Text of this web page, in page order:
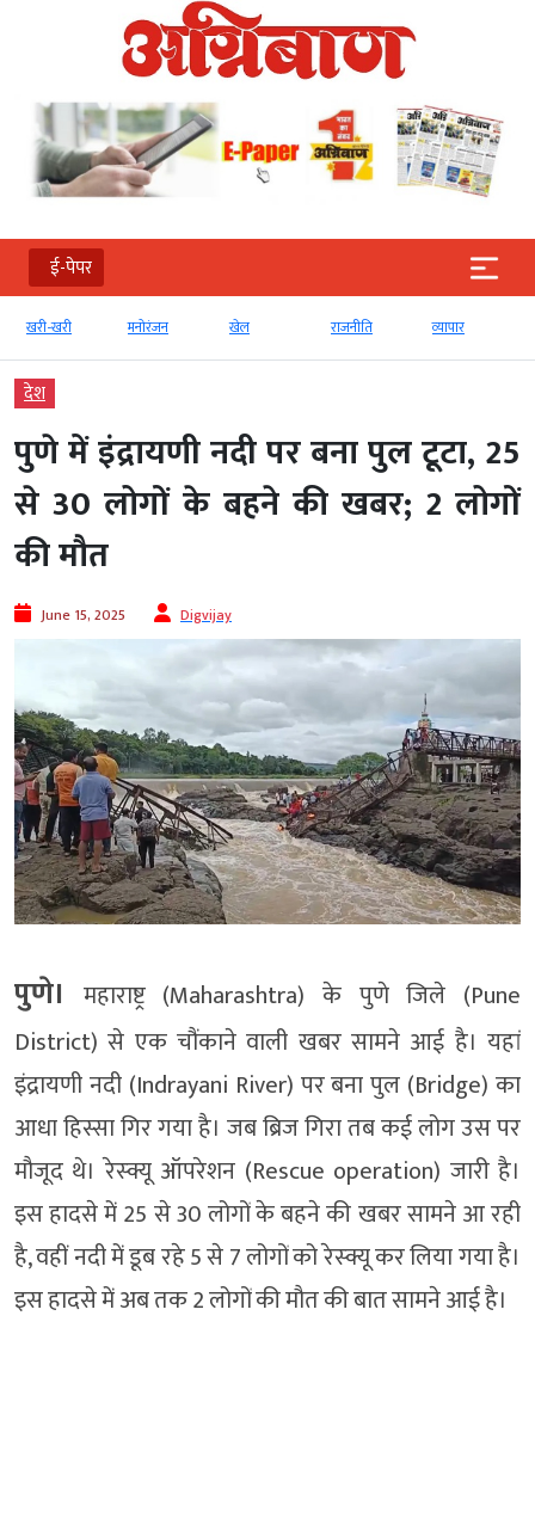
ई-पेपर
खरी-खरी मनोरंजन खेल राजनीति व्‍यापार
देश
पुणे में इंद्रायणी नदी पर बना पुल टूटा, 25
से 30 लोगों के बहने की खबर; 2 लोगों
की मौत
June 15, 2025 Digvijay
पुणे। महाराष्ट्र (Maharashtra) के पुणे जिले (Pune
District) से एक चौंकाने वाली खबर सामने आई है। यहां
इंद्रायणी नदी (Indrayani River) पर बना पुल (Bridge) का
आधा हिस्सा गिर गया है। जब ब्रिज गिरा तब कई लोग उस पर
मौजूद थे। रेस्क्यू ऑपरेशन (Rescue operation) जारी है।
इस हादसे में 25 से 30 लोगों के बहने की खबर सामने आ रही
है, वहीं नदी में डूब रहे 5 से 7 लोगों को रेस्क्यू कर लिया गया है।
इस हादसे में अब तक 2 लोगों की मौत की बात सामने आई है।